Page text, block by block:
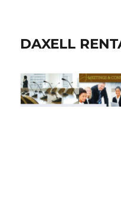
DAXELL